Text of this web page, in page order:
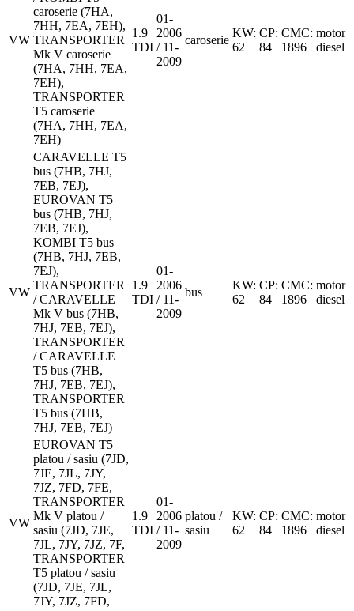
VW
caroserie (7HA,
7HH, 7EA, 7EH),
TRANSPORTER
Mk V caroserie
(7HA, 7HH, 7EA,
7EH),
TRANSPORTER
T5 caroserie
(7HA, 7HH, 7EA,
7EH)
1.9
TDI
01-
2006
/ 11-
2009
caroserie
KW:
62
CP:
84
CMC:
1896
motor
diesel
VW
CARAVELLE T5
bus (7HB, 7HJ,
7EB, 7EJ),
EUROVAN T5
bus (7HB, 7HJ,
7EB, 7EJ),
KOMBI T5 bus
(7HB, 7HJ, 7EB,
7EJ),
TRANSPORTER
/ CARAVELLE
Mk V bus (7HB,
7HJ, 7EB, 7EJ),
TRANSPORTER
/ CARAVELLE
T5 bus (7HB,
7HJ, 7EB, 7EJ),
TRANSPORTER
T5 bus (7HB,
7HJ, 7EB, 7EJ)
1.9
TDI
01-
2006
/ 11-
2009
bus
KW:
62
CP:
84
CMC:
1896
motor
diesel
VW
EUROVAN T5
platou / sasiu (7JD,
7JE, 7JL, 7JY,
7JZ, 7FD, 7FE,
TRANSPORTER
Mk V platou /
sasiu (7JD, 7JE,
7JL, 7JY, 7JZ, 7F,
TRANSPORTER
T5 platou / sasiu
(7JD, 7JE, 7JL,
7JY, 7JZ, 7FD,
1.9
TDI
01-
2006
/ 11-
2009
platou /
sasiu
KW:
62
CP:
84
CMC:
1896
motor
diesel